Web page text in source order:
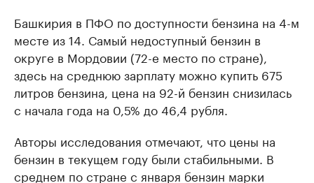
Башкирия в ПФО по доступности бензина на 4-м
месте из 14. Самый недоступный бензин в
округе в Мордовии (72-е место по стране),
здесь на среднюю зарплату можно купить 675
литров бензина, цена на 92-й бензин снизилась
с начала года на 0,5% до 46,4 рубля.
Авторы исследования отмечают, что цены на
бензин в текущем году были стабильными. В
среднем по стране с января бензин марки